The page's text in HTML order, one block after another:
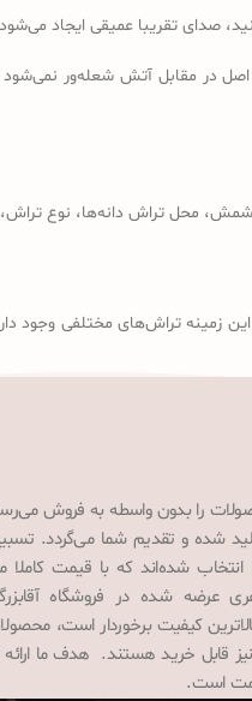
صدای تقریبا عمیقی ایجاد
در مقابل آتش شعله‌ور
محل تراش دانه‌ها، نوع تراش،
زمینه تراش‌های مختلفی وجود
را بدون واسطه به فروش
شده و تقدیم شما می‌گردد.
شده‌اند که با قیمت کاملا
عرضه شده در فروشگاه
کیفیت برخوردار است،
قابل خرید هستند. هدف ما
است.